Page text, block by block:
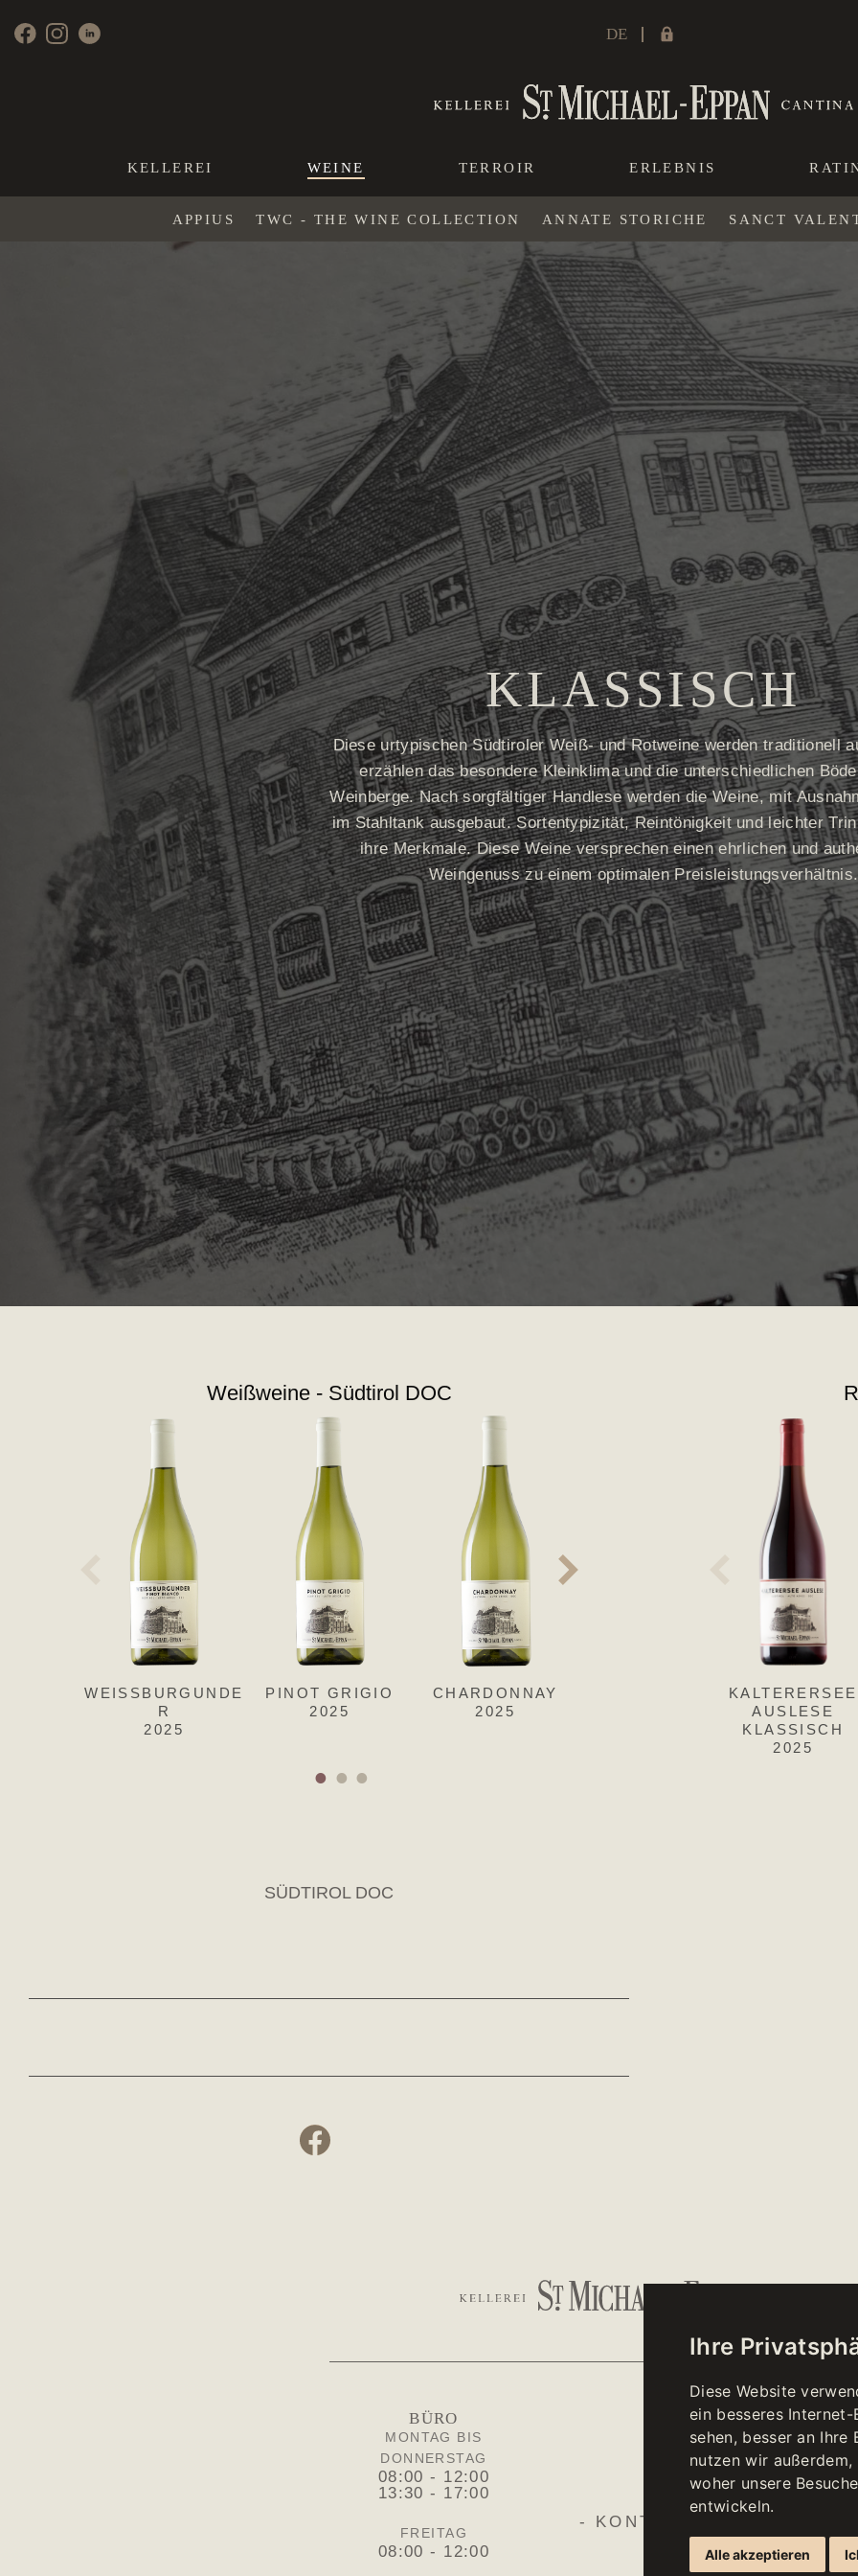
Ihre
Diese Website
ein besseres
sehen, besser an Ihre
nutzen wir außerdem,
woher unsere
entwickeln.
Alle akzeptieren
DE
KELLEREI WEINE TERROIR ERLEBNIS
APPIUS TWC - THE WINE COLLECTION ANNATE STORICHE SANCT
KLASSISCH
Diese urtypischen Südtiroler Weiß- und Rotweine werden traditionell
erzählen das besondere Kleinklima und die unterschiedlichen
Weinberge. Nach sorgfältiger Handlese werden die Weine, mit
im Stahltank ausgebaut. Sortentypizität, Reintönigkeit und leichter
ihre Merkmale. Diese Weine versprechen einen ehrlichen und
Weingenuss zu einem optimalen Preisleistungsverhältnis.
Weißweine - Südtirol DOC
WEISSBURGUNDE
R
2025
PINOT GRIGIO
2025
CHARDONNAY
2025
R
2025
KALTERERSEE
AUSLESE
KLASSISCH
2025
SÜDTIROL DOC
BÜRO
MONTAG BIS
DONNERSTAG
08:00 - 12:00
13:30 - 17:00
FREITAG
08:00 - 12:00
- KONTAKT -
MONTAG
10:00
Sonn-